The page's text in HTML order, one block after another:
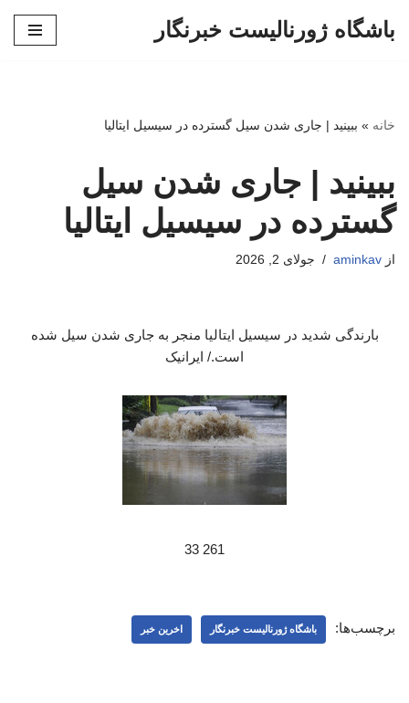
باشگاه ژورنالیست خبرنگار
خانه » ببینید | جاری شدن سیل گسترده در سیسیل ایتالیا
ببینید | جاری شدن سیل
گسترده در سیسیل ایتالیا
از aminkav جولای 2, 2026
بارندگی شدید در سیسیل ایتالیا منجر به جاری شدن سیل شده
است./ ایرانیک
261 33
برچسب‌ها: باشگاه ژورنالیست خبرنگار اخرین خبر